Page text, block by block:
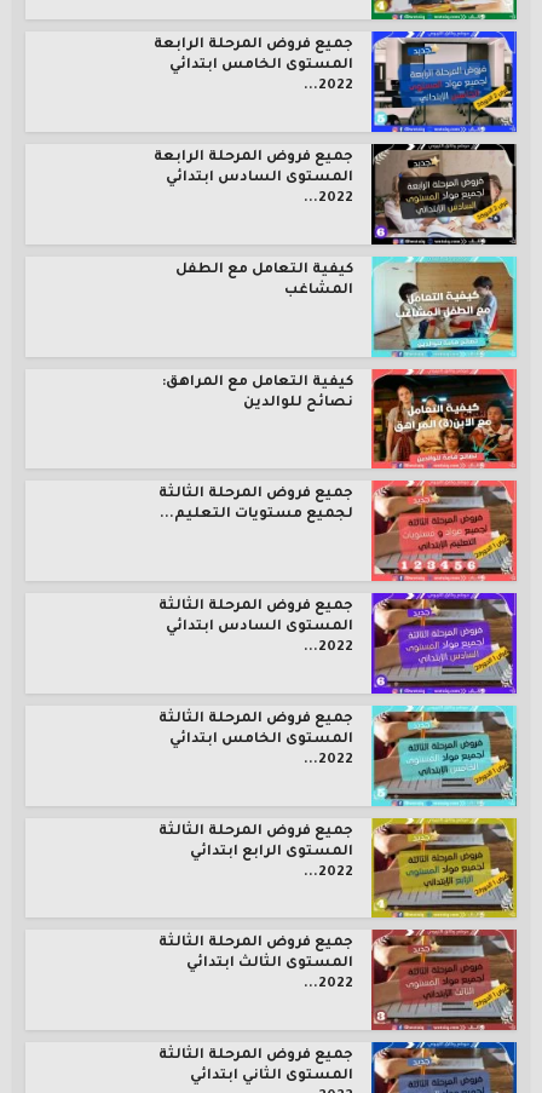
جميع فروض المرحلة الرابعة
المستوى الخامس ابتدائي
2022...
جميع فروض المرحلة الرابعة
المستوى السادس ابتدائي
2022...
كيفية التعامل مع الطفل
المشاغب
كيفية التعامل مع المراهق:
نصائح للوالدين
جميع فروض المرحلة الثالثة
لجميع مستويات التعليم...
جميع فروض المرحلة الثالثة
المستوى السادس ابتدائي
2022...
جميع فروض المرحلة الثالثة
المستوى الخامس ابتدائي
2022...
جميع فروض المرحلة الثالثة
المستوى الرابع ابتدائي
2022...
جميع فروض المرحلة الثالثة
المستوى الثالث ابتدائي
2022...
جميع فروض المرحلة الثالثة
المستوى الثاني ابتدائي